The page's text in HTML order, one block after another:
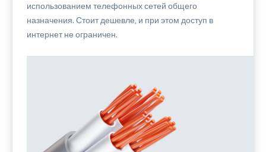
использованием телефонных сетей общего
назначения. Стоит дешевле, и при этом доступ в
интернет не ограничен.